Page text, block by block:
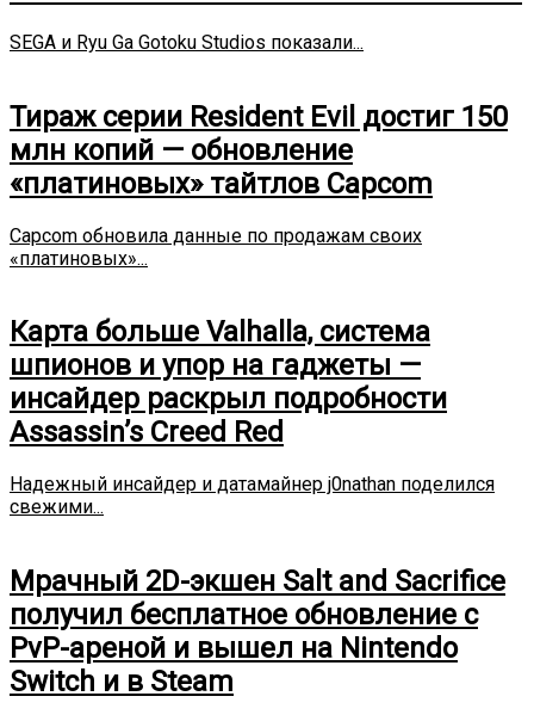
SEGA и Ryu Ga Gotoku Studios показали...
Тираж серии Resident Evil достиг 150
млн копий — обновление
«платиновых» тайтлов Capcom
Capcom обновила данные по продажам своих
«платиновых»...
Карта больше Valhalla, система
шпионов и упор на гаджеты —
инсайдер раскрыл подробности
Assassin’s Creed Red
Надежный инсайдер и датамайнер j0nathan поделился
свежими...
Мрачный 2D-экшен Salt and Sacrifice
получил бесплатное обновление с
PvP-ареной и вышел на Nintendo
Switch и в Steam